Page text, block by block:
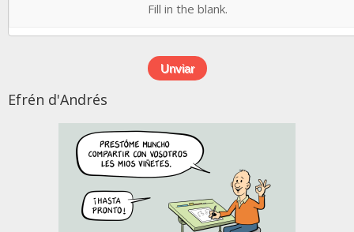
Fill in the blank.
Efrén d'Andrés